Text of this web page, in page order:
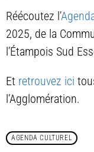
Réécoutez l’
2025, de la
l’Étampois Sud
Et retrouvez ici
l’Agglomération.
AGENDA CULTUREL